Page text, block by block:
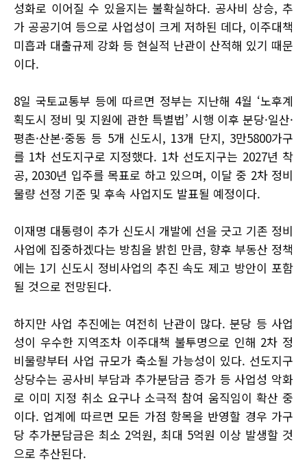
성화로 이어질 수 있을지는 불확실하다. 공사비 상승, 추
가 공공기여 등으로 사업성이 크게 저하된 데다, 이주대책
미흡과 대출규제 강화 등 현실적 난관이 산적해 있기 때문
이다.
8일 국토교통부 등에 따르면 정부는 지난해 4월 ‘노후계
획도시 정비 및 지원에 관한 특별법’ 시행 이후 분당·일산·
평촌·산본·중동 등 5개 신도시, 13개 단지, 3만5800가구
를 1차 선도지구로 지정했다. 1차 선도지구는 2027년 착
공, 2030년 입주를 목표로 하고 있으며, 이달 중 2차 정비
물량 선정 기준 및 후속 사업지도 발표될 예정이다.
이재명 대통령이 추가 신도시 개발에 선을 긋고 기존 정비
사업에 집중하겠다는 방침을 밝힌 만큼, 향후 부동산 정책
에는 1기 신도시 정비사업의 추진 속도 제고 방안이 포함
될 것으로 전망된다.
하지만 사업 추진에는 여전히 난관이 많다. 분당 등 사업
성이 우수한 지역조차 이주대책 불투명으로 인해 2차 정
비물량부터 사업 규모가 축소될 가능성이 있다. 선도지구
상당수는 공사비 부담과 추가분담금 증가 등 사업성 악화
로 이미 지정 취소 요구나 소극적 참여 움직임이 확산 중
이다. 업계에 따르면 모든 가점 항목을 반영할 경우 가구
당 추가분담금은 최소 2억원, 최대 5억원 이상 발생할 것
으로 추산된다.